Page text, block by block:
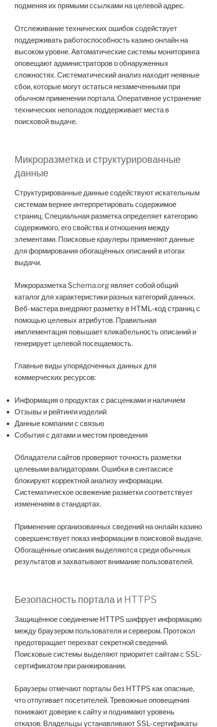
подменяя их прямыми ссылками на целевой адрес.
Отслеживание технических ошибок содействует
поддерживать работоспособность казино онлайн на
высоком уровне. Автоматические системы мониторинга
оповещают администраторов о обнаруженных
сложностях. Систематический анализ находит неявные
сбои, которые могут остаться незамеченными при
обычном применении портала. Оперативное устранение
технических неполадок поддерживает места в
поисковой выдаче.
Микроразметка и структурированные
данные
Структурированные данные содействуют искательным
системам вернее интерпретировать содержимое
страниц. Специальная разметка определяет категорию
содержимого, его свойства и отношения между
элементами. Поисковые краулеры применяют данные
для формирования обогащённых описаний в итогах
выдачи.
Микроразметка Schema.org являет собой общий
каталог для характеристики разных категорий данных.
Веб-мастера внедряют разметку в HTML-код страниц с
помощью целевых атрибутов. Правильная
имплементация повышает кликабельность описаний и
генерирует целевой посещаемость.
Главные виды упорядоченных данных для
коммерческих ресурсов:
Информация о продуктах с расценками и наличием
Отзывы и рейтинги изделий
Данные компании с связью
События с датами и местом проведения
Обладатели сайтов проверяют точность разметки
целевыми валидаторами. Ошибки в синтаксисе
блокируют корректной анализу информации.
Систематическое освежение разметки соответствует
изменениям в стандартах.
Применение организованных сведений на онлайн казино
совершенствует показ информации в поисковой выдаче.
Обогащённые описания выделяются среди обычных
результатов и захватывают внимание пользователей.
Безопасность портала и HTTPS
Защищённое соединение HTTPS шифрует информацию
между браузером пользователя и сервером. Протокол
предотвращает перехват секретной сведений.
Поисковые системы выделяют приоритет сайтам с SSL-
сертификатом при ранжировании.
Браузеры отмечают порталы без HTTPS как опасные,
что отпугивает посетителей. Тревожные оповещения
понижают доверие к сайту и поднимают уровень
отказов. Владельцы устанавливают SSL-сертификаты